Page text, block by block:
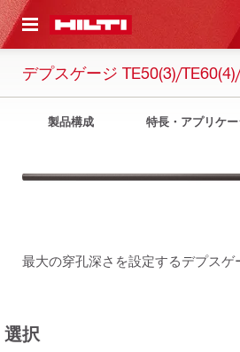
内容を表示
デプスゲージ TE50(3)/
製品構成 特長・アプリケ
最大の穿孔深さを設定するデプスゲ
選択